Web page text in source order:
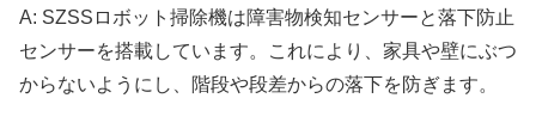
A: SZSSロボット掃除機は障害物検知センサーと落下防止
センサーを搭載しています。これにより、家具や壁にぶつ
からないようにし、階段や段差からの落下を防ぎます。